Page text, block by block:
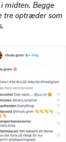
midten. Begge
tre optræder som